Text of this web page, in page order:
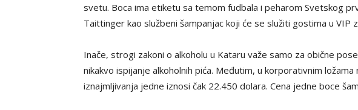
svetu. Boca ima etiketu sa temom fudbala i peharom Svetskog
Taittinger kao službeni šampanjac koji će se služiti gostima u VIP
Inače, strogi zakoni o alkoholu u Kataru važe samo za obične
nikakvo ispijanje alkoholnih pića. Međutim, u korporativnim
iznajmljivanja jedne iznosi čak 22.450 dolara. Cena jedne boce